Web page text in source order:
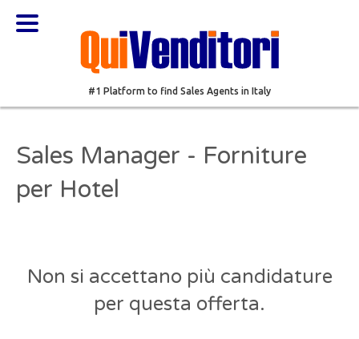
#1 Platform to find Sales Agents in Italy
Sales Manager - Forniture
per Hotel
Non si accettano più candidature
per questa offerta.